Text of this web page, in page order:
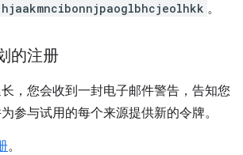
。
的注册
，您会收到一封电子邮件警告，告知您
参与试用的每个来源提供新的令牌。
。